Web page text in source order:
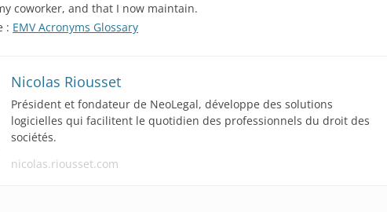
coworker, and that I now maintain.
: EMV Acronyms Glossary
Nicolas Riousset
Président et fondateur de NeoLegal, développe des solutions
logicielles qui facilitent le quotidien des professionnels du droit des
sociétés.
nicolas.riousset.com